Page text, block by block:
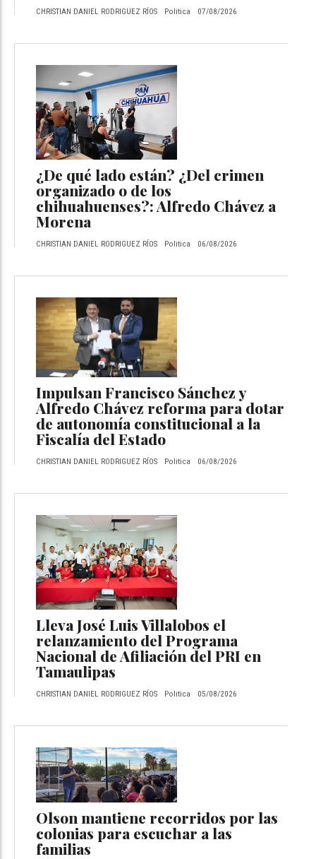
CHRISTIAN DANIEL RODRIGUEZ RÍOS Politica 07/08/2026
¿De qué lado están? ¿Del crimen
organizado o de los
chihuahuenses?: Alfredo Chávez a
Morena
CHRISTIAN DANIEL RODRIGUEZ RÍOS Politica 06/08/2026
Impulsan Francisco Sánchez y
Alfredo Chávez reforma para dotar
de autonomía constitucional a la
Fiscalía del Estado
CHRISTIAN DANIEL RODRIGUEZ RÍOS Politica 06/08/2026
Lleva José Luis Villalobos el
relanzamiento del Programa
Nacional de Afiliación del PRI en
Tamaulipas
CHRISTIAN DANIEL RODRIGUEZ RÍOS Politica 05/08/2026
Olson mantiene recorridos por las
colonias para escuchar a las
familias